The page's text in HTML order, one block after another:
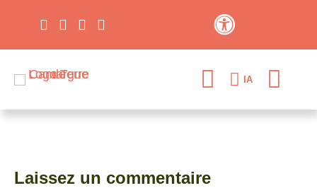
IA
Laissez un commentaire